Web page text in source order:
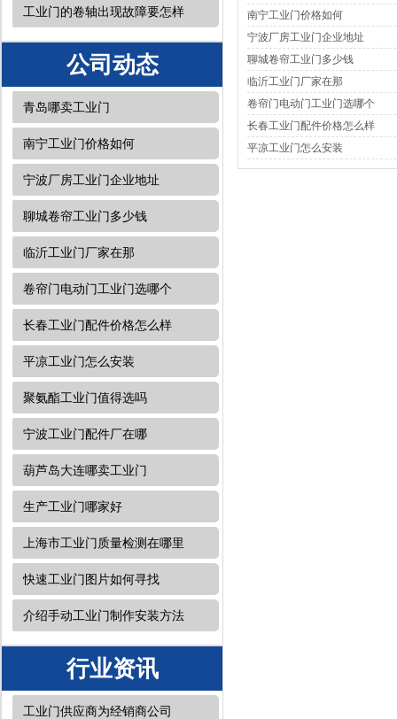
工业门的卷轴出现故障要怎样
公司动态
青岛哪卖工业门
南宁工业门价格如何
宁波厂房工业门企业地址
聊城卷帘工业门多少钱
临沂工业门厂家在那
卷帘门电动门工业门选哪个
长春工业门配件价格怎么样
平凉工业门怎么安装
聚氨酯工业门值得选吗
宁波工业门配件厂在哪
葫芦岛大连哪卖工业门
生产工业门哪家好
上海市工业门质量检测在哪里
快速工业门图片如何寻找
介绍手动工业门制作安装方法
行业资讯
工业门供应商为经销商公司
南宁工业门价格如何
宁波厂房工业门企业地址
聊城卷帘工业门多少钱
临沂工业门厂家在那
卷帘门电动门工业门选哪个
长春工业门配件价格怎么样
平凉工业门怎么安装